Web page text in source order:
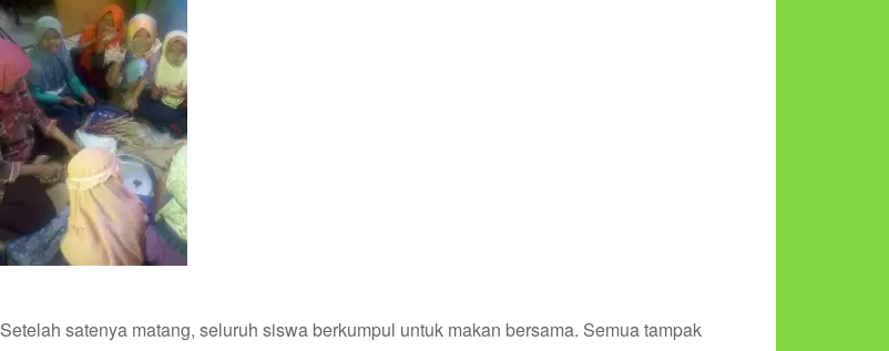
Setelah satenya matang, seluruh siswa berkumpul untuk makan bersama. Semua tampak